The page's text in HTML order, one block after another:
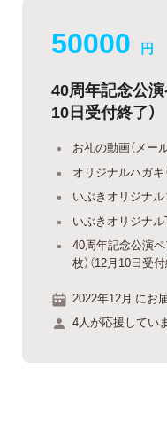
50000 円
40周年記念公
10日受付終了）
お礼の動画（メー
オリジナルハガキ
いぶきオリジナル
いぶきオリジナル
40周年記念公演ペ
枚）（12月10日受付
2022年12月 にお
4人が応援してい